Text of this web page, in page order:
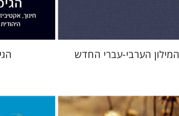
המילון הערבי-עברי החדש